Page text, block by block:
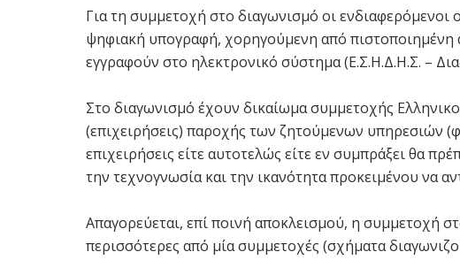
Για τη συμμετοχή στο διαγωνισμό οι ενδιαφερόμενοι
ψηφιακή υπογραφή, χορηγούμενη από
εγγραφούν στο ηλεκτρονικό σύστημα (Ε.Σ.Η.Δ.Η.Σ. –
Στο διαγωνισμό έχουν δικαίωμα συμμετοχής
(επιχειρήσεις) παροχής των ζητούμενων υπηρεσιών
επιχειρήσεις είτε αυτοτελώς είτε εν συμπράξει θα
την τεχνογνωσία και την ικανότητα προκειμένου να
Απαγορεύεται, επί ποινή αποκλεισμού, η συμμετοχή
περισσότερες από μία συμμετοχές (σχήματα